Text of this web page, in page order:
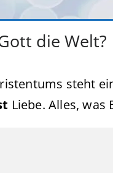
die Welt?
steht
Liebe. Alles,